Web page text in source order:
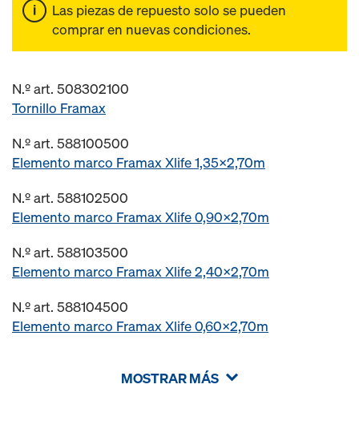
Las piezas de repuesto solo se pueden
comprar en nuevas condiciones.
N.º art. 508302100
Tornillo Framax
N.º art. 588100500
Elemento marco Framax Xlife 1,35x2,70m
N.º art. 588102500
Elemento marco Framax Xlife 0,90x2,70m
N.º art. 588103500
Elemento marco Framax Xlife 2,40x2,70m
N.º art. 588104500
Elemento marco Framax Xlife 0,60x2,70m
MOSTRAR MÁS